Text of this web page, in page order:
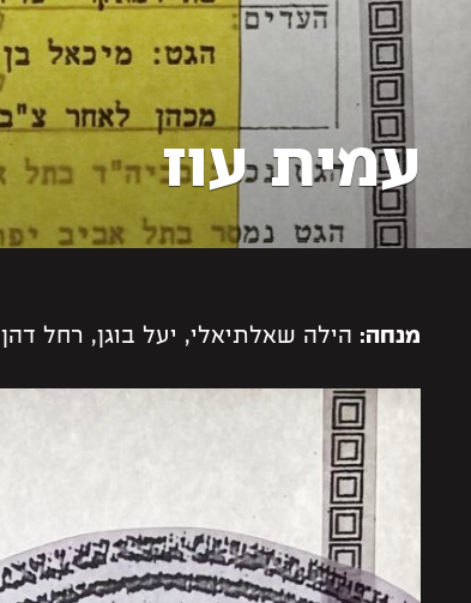
עמית עוז
מנחה: הילה שאלתיאלי, יעל בוגן, רחל דהן